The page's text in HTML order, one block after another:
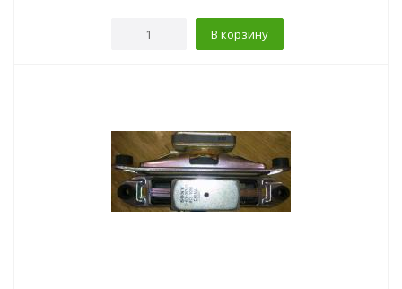
В корзину